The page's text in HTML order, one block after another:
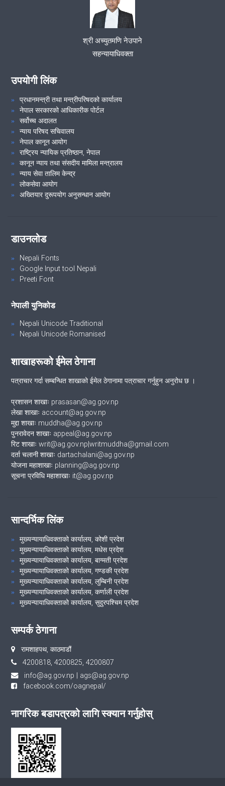
श्री अच्युतमणि नेउपाने
सहन्यायाधिवक्ता
उपयोगी लिंक
प्रधानमन्त्री तथा मन्त्रीपरिषदको कार्यालय
नेपाल सरकारको आधिकारीक पोर्टल
सर्वोच्च अदालत
न्याय परिषद सचिवालय
नेपाल कानून आयोग
राष्ट्रिय न्यायिक प्रतिष्ठान, नेपाल
कानून न्याय तथा संसदीय मामिला मन्त्रालय
न्याय सेवा तालिम केन्द्र
लोकसेवा आयोग
अख्तियार दुरूपयोग अनुसन्धान आयोग
डाउनलोड
Nepali Fonts
Google Input tool Nepali
Preeti Font
नेपाली युनिकोड
Nepali Unicode Traditional
Nepali Unicode Romanised
शाखाहरूको ईमेल ठेगाना
पत्राचार गर्दा सम्बन्धित शाखाको ईमेल ठेगानामा पत्राचार गर्नुहुन अनुरोध छ ।
प्रशासन शाखाः prasasan@ag.gov.np
लेखा शाखाः account@ag.gov.np
मुद्दा शाखाः muddha@ag.gov.np
पुनरावेदन शाखाः appeal@ag.gov.np
रिट शाखाः writ@ag.gov.np|writmuddha@gmail.com
दर्ता चलानी शाखाः dartachalani@ag.gov.np
योजना महाशाखाः planning@ag.gov.np
सूचना प्रविधि महाशाखाः it@ag.gov.np
सान्दर्भिक लिंक
मुख्यन्यायाधिवक्ताको कार्यालय, कोशी प्रदेश
मुख्यन्यायाधिवक्ताको कार्यालय, मधेस प्रदेश
मुख्यन्यायाधिवक्ताको कार्यालय, बाग्मती प्रदेश
मुख्यन्यायाधिवक्ताको कार्यालय, गण्डकी प्रदेश
मुख्यन्यायाधिवक्ताको कार्यालय, लुम्बिनी प्रदेश
मुख्यन्यायाधिवक्ताको कार्यालय, कर्णाली प्रदेश
मुख्यन्यायाधिवक्ताको कार्यालय, सुदुरपश्चिम प्रदेश
सम्पर्क ठेगाना
रामशाहपथ, काठमाडौं
4200818, 4200825, 4200807
info@ag.gov.np
ags@ag.gov.np
facebook.com/oagnepal/
नागरिक बडापत्रको लागि स्क्यान गर्नुहोस्